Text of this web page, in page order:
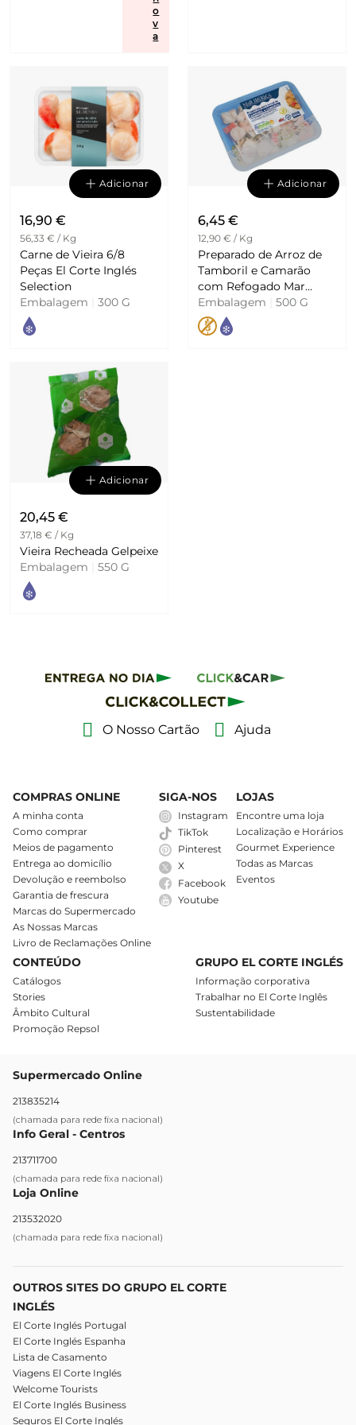
o
v
a
Adicionar
16,90 €
56,33 € / Kg
Carne de Vieira 6/8
Peças El Corte Inglés
Selection
Embalagem
300 G
Adicionar
6,45 €
12,90 € / Kg
Preparado de Arroz de
Tamboril e Camarão
com Refogado Mar
Ibérica
Embalagem 500 G
Adicionar
20,45 €
37,18 € / Kg
Vieira Recheada Gelpeixe
Embalagem
550 G
O Nosso Cartão Ajuda
COMPRAS ONLINE
A minha conta
Como comprar
Meios de pagamento
Entrega ao domicílio
Devolução e reembolso
Garantia de frescura
Marcas do Supermercado
As Nossas Marcas
Livro de Reclamações Online
SIGA-NOS
Instagram
TikTok
Pinterest
X
Facebook
Youtube
LOJAS
Encontre uma loja
Localização e Horários
Gourmet Experience
Todas as Marcas
Eventos
CONTEÚDO
Catálogos
Stories
Âmbito Cultural
Promoção Repsol
GRUPO EL CORTE INGLÉS
Informação corporativa
Trabalhar no El Corte Inglês
Sustentabilidade
Supermercado Online
213835214
(chamada para rede fixa nacional)
Info Geral - Centros
213711700
(chamada para rede fixa nacional)
Loja Online
213532020
(chamada para rede fixa nacional)
OUTROS SITES DO GRUPO EL CORTE
INGLÉS
El Corte Inglés Portugal
El Corte Inglés Espanha
Lista de Casamento
Viagens El Corte Inglés
Welcome Tourists
El Corte Inglés Business
Seguros El Corte Inglés